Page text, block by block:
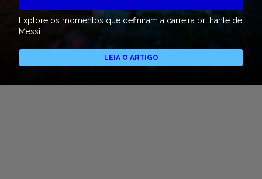
Explore os momentos que definiram a carreira brilhante de
Messi.
LEIA O ARTIGO